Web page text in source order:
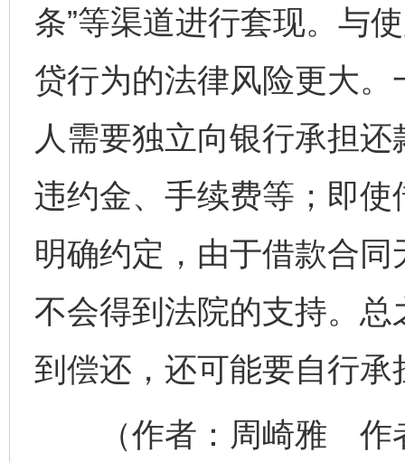
条”等渠道进行套现。与
贷行为的法律风险更大
人需要独立向银行承担
违约金、手续费等；即
明确约定，由于借款合
不会得到法院的支持。
到偿还，还可能要自行
（作者：周崎雅 作者
网上购药对药下症？
这是一记警钟！ 谢